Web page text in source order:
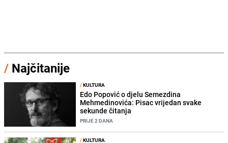
/ Najčitanije
/KULTURA
Edo Popović o djelu Semezdina
Mehmedinovića: Pisac vrijedan svake
sekunde čitanja
PRIJE 2 DANA
/KULTURA